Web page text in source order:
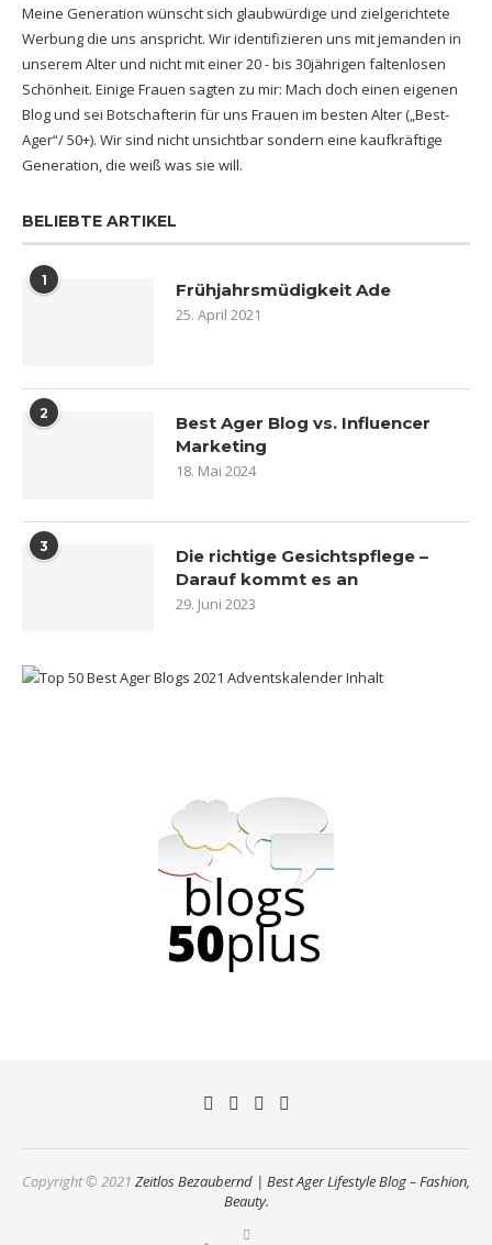
Meine Generation wünscht sich glaubwürdige und zielgerichtete
Werbung die uns anspricht. Wir identifizieren uns mit jemanden in
unserem Alter und nicht mit einer 20 - bis 30jährigen faltenlosen
Schönheit. Einige Frauen sagten zu mir: Mach doch einen eigenen
Blog und sei Botschafterin für uns Frauen im besten Alter („Best-
Ager“/ 50+). Wir sind nicht unsichtbar sondern eine kaufkräftige
Generation, die weiß was sie will.
BELIEBTE ARTIKEL
1 Frühjahrsmüdigkeit Ade
25. April 2021
2
Best Ager Blog vs. Influencer
Marketing
18. Mai 2024
3
Die richtige Gesichtspflege –
Darauf kommt es an
29. Juni 2023
Copyright © 2021 Zeitlos Bezaubernd | Best Ager Lifestyle Blog – Fashion,
Beauty.